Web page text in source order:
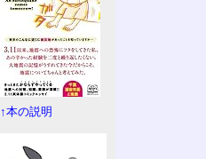
↑本の説明